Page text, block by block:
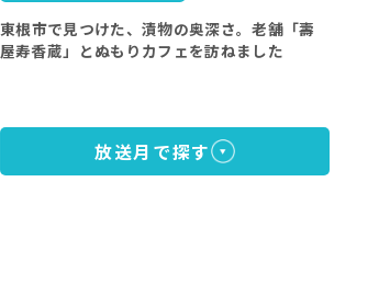
東根市で見つけた、漬物の奥深さ。老舗「壽
屋寿香蔵」とぬもりカフェを訪ねました
放送月で探す